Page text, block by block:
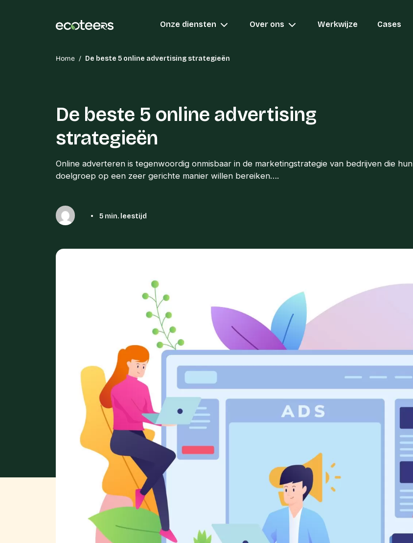
Onze diensten Over ons Werkwijze Cases
Home / De beste 5 online advertising strategieën
De beste 5 online advertising
strategieën
Online adverteren is tegenwoordig onmisbaar in de marketingstrategie van bedrijven die hun
doelgroep op een zeer gerichte manier willen bereiken….
• 5 min. leestijd